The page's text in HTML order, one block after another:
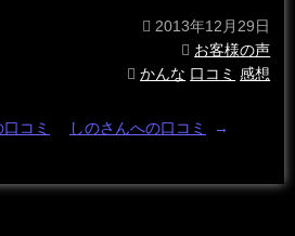
2013年12月29日
お客様の声
かんな 口コミ 感想
コミ しのさんへの口コミ →